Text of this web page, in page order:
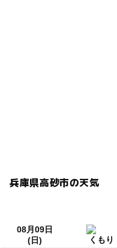
兵庫県高砂市の天気
08月09日
(日)
くもり